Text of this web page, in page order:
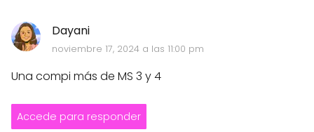
Dayani
noviembre 17, 2024 a las 11:00 pm
Una compi más de MS 3 y 4
Accede para responder